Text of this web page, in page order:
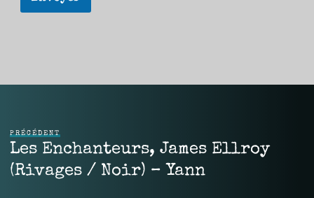
PRÉCÉDENT
Les Enchanteurs, James Ellroy
(Rivages / Noir) – Yann